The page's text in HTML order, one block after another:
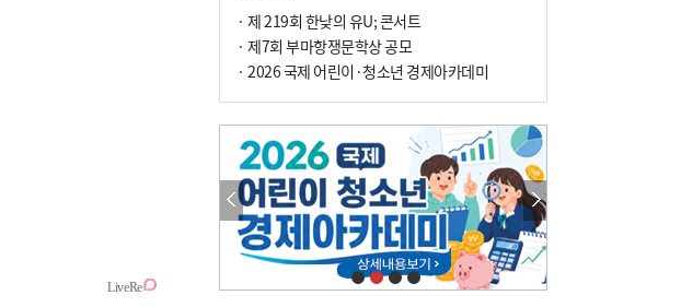
· 제 219회 한낮의 유U; 콘서트
· 제7회 부마항쟁문학상 공모
· 2026 국제 어린이·청소년 경제아카데미